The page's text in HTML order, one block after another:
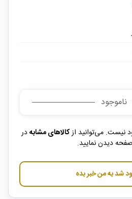
ناموجود
نیست. می‌توانید ازکالاهای مشابهدر
دیدن نمایید.
شد به من خبر بده